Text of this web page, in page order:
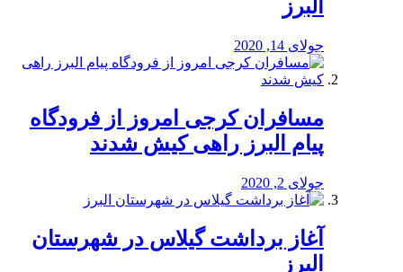
البرز
جولای 14, 2020
مسافران کرجی امروز از فرودگاه
پیام البرز راهی کیش شدند
جولای 2, 2020
آغاز برداشت گیلاس در شهرستان
البرز